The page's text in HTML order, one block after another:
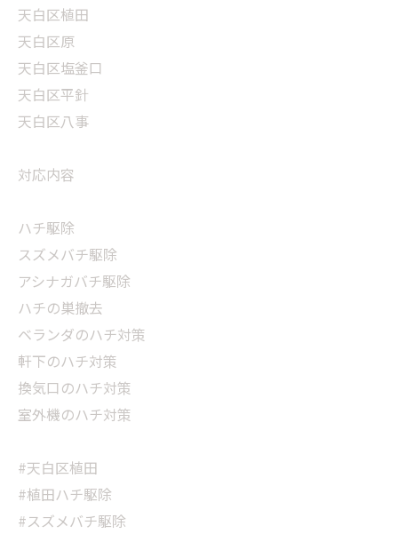
天白区植田
天白区原
天白区塩釜口
天白区平針
天白区八事
対応内容
ハチ駆除
スズメバチ駆除
アシナガバチ駆除
ハチの巣撤去
ベランダのハチ対策
軒下のハチ対策
換気口のハチ対策
室外機のハチ対策
#天白区植田
#植田ハチ駆除
#スズメバチ駆除